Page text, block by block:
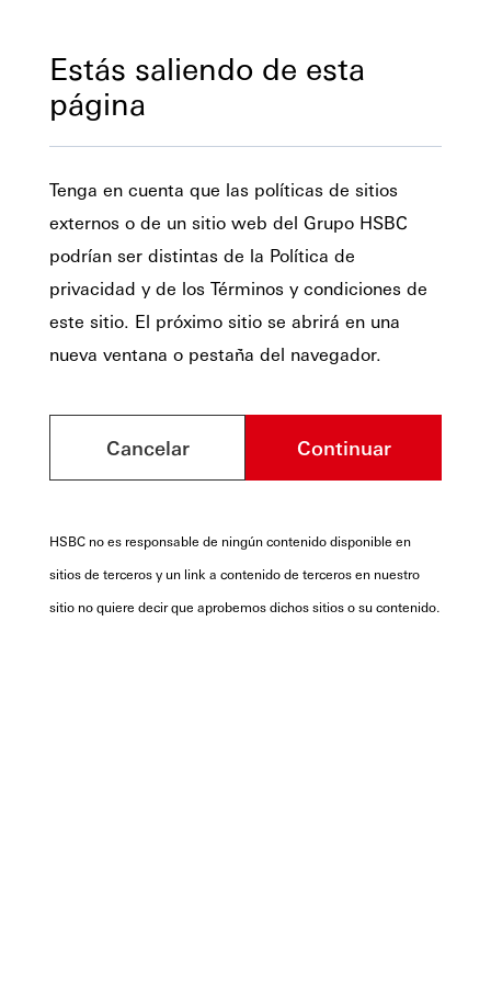
Estás saliendo de esta
página
Tenga en cuenta que las políticas de sitios
externos o de un sitio web del Grupo HSBC
podrían ser distintas de la Política de
privacidad y de los Términos y condiciones de
este sitio. El próximo sitio se abrirá en una
nueva ventana o pestaña del navegador.
Cancelar Continuar
HSBC no es responsable de ningún contenido disponible en
sitios de terceros y un link a contenido de terceros en nuestro
sitio no quiere decir que aprobemos dichos sitios o su contenido.